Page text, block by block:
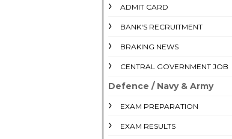
ADMIT CARD
BANK'S RECRUITMENT
BRAKING NEWS
CENTRAL GOVERNMENT JOB
Defence / Navy & Army
EXAM PREPARATION
EXAM RESULTS